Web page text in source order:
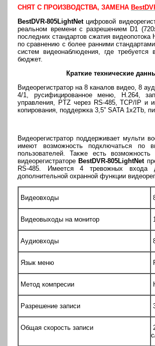
СНЯТ С ПРОИЗВОДСТВА, ЗАМЕНА
BestDVR-805LightNetцифровой
реальном времени с разрешением D1
последних стандартов сжатия
по сравнению с более ранними
систем видеонаблюдения, где
бюджет.
Краткие технические
Видеорегистратор на 8 каналов видео, 8
4/1, русифицированное меню, H.264,
управления, PTZ через RS-485, TCP/IP и
копирования, поддержка 3,5” SATA 1х2Тb,
Видеорегистратор поддерживает мульти
имеют возможность подключаться по
пользователей. Также есть
видеорегистраторе BestDVR-805LightNet
RS-485. Имеется 4 тревожных входа
дополнительной охранной функции
Видеовходы
Видеовыходы на монитор
Аудиовходы
Язык меню
Метод компресии
Разрешение записи
Общая скорость записи